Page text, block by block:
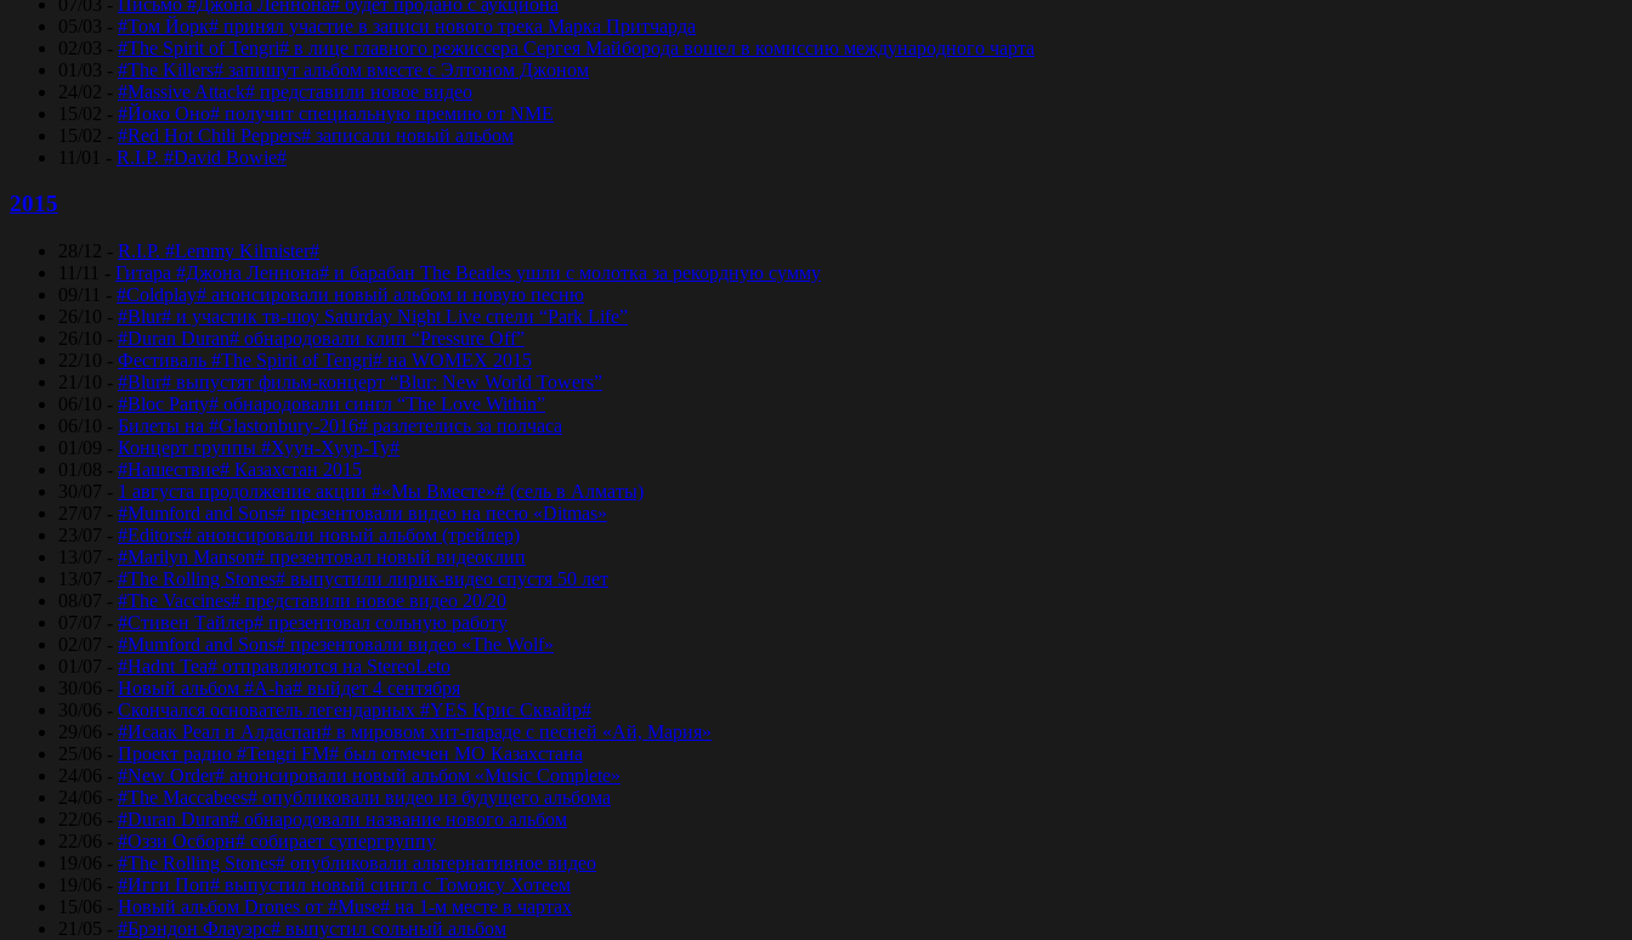
05/03 - #Том Йорк# принял участие в записи нового трека Марка Притчарда
02/03 - #The Spirit of Tengri# в лице главного режиссера Сергея Майборода вошел в комиссию международного чарта
01/03 - #The Killers# запишут альбом вместе с Элтоном Джоном
24/02 - #Massive Attack# представили новое видео
15/02 - #Йоко Оно# получит специальную премию от NME
15/02 - #Red Hot Chili Peppers# записали новый альбом
11/01 - R.I.P. #David Bowie#
2015
28/12 - R.I.P. #Lemmy Kilmister#
11/11 - Гитара #Джона Леннона# и барабан The Beatles ушли с молотка за рекордную сумму
09/11 - #Coldplay# анонсировали новый альбом и новую песню
26/10 - #Blur# и участик тв-шоу Saturday Night Live спели “Park Life”
26/10 - #Duran Duran# обнародовали клип “Pressure Off”
22/10 - Фестиваль #The Spirit of Tengri# на WOMEX 2015
21/10 - #Blur# выпустят фильм-концерт “Blur: New World Towers”
06/10 - #Bloc Party# обнародовали сингл “The Love Within”
06/10 - Билеты на #Glastonbury-2016# разлетелись за полчаса
01/09 - Концерт группы #Хуун-Хуур-Ту#
01/08 - #Нашествие# Казахстан 2015
30/07 - 1 августа продолжение акции #«Мы Вместе»# (сель в Алматы)
27/07 - #Mumford and Sons# презентовали видео на песю «Ditmas»
23/07 - #Editors# анонсировали новый альбом (трейлер)
13/07 - #Marilyn Manson# презентовал новый видеоклип
13/07 - #The Rolling Stones# выпустили лирик-видео спустя 50 лет
08/07 - #The Vaccines# представили новое видео 20/20
07/07 - #Стивен Тайлер# презентовал сольную работу
02/07 - #Mumford and Sons# презентовали видео «The Wolf»
01/07 - #Hadnt Tea# отправляются на StereoLeto
30/06 - Новый альбом #A-ha# выйдет 4 сентября
30/06 - Скончался основатель легендарных #YES Крис Сквайр#
29/06 - #Исаак Реал и Алдаспан# в мировом хит-параде с песней «Ай, Мария»
25/06 - Проект радио #Tengri FM# был отмечен МО Казахстана
24/06 - #New Order# анонсировали новый альбом «Music Complete»
24/06 - #The Maccabees# опубликовали видео из будущего альбома
22/06 - #Duran Duran# обнародовали название нового альбом
22/06 - #Оззи Осборн# собирает супергруппу
19/06 - #The Rolling Stones# опубликовали альтернативное видео
19/06 - #Игги Поп# выпустил новый сингл с Томоясу Хотеем
15/06 - Новый альбом Drones от #Muse# на 1-м месте в чартах
21/05 - #Брэндон Флауэрс# выпустил сольный альбом